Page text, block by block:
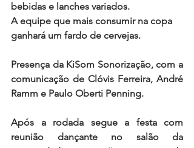
bebidas e lanches variados.
A equipe que mais consumir na copa
ganhará um fardo de cervejas.
Presença da KiSom Sonorização, com a
comunicação de Clóvis Ferreira, André
Ramm e Paulo Oberti Penning.
Após a rodada segue a festa com
reunião dançante no salão da